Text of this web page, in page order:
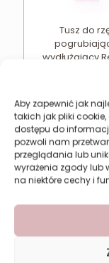
Aby zapewnić jak
takich jak pliki
dostępu do
pozwoli nam
przeglądania lub
wyrażenia zgody lub
na niektóre cechy i
Tusz do
wydłużający
Pinky Winky
Dodaj do
Revers Cosmetics
Nasz marki